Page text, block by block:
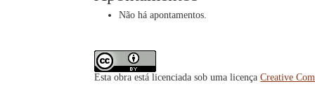
Não há apontamentos.
Esta obra está licenciada sob uma licençaCreative